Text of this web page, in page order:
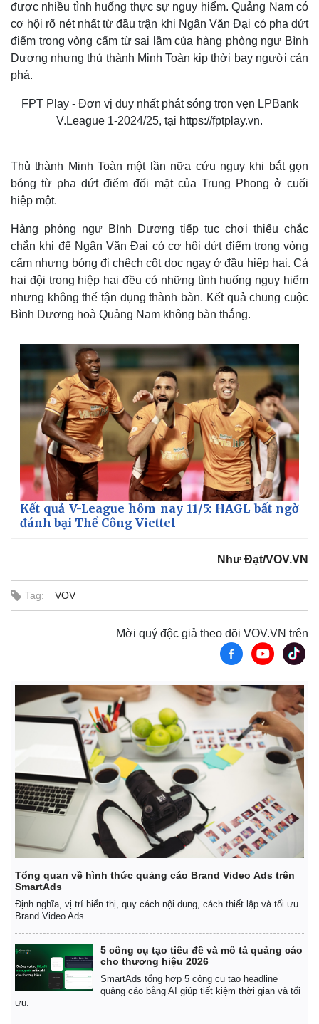
Thị trường
Chứng khoán
Giá cà phê
được nhiều tình huống thực sự nguy hiểm. Quảng Nam có
cơ hội rõ nét nhất từ đầu trận khi Ngân Văn Đại có pha dứt
điểm trong vòng cấm từ sai lầm của hàng phòng ngự Bình
Dương nhưng thủ thành Minh Toàn kịp thời bay người cản
phá.
d
a
w
n
d
.
The media could not be loaded, either because the server
FPT Play - Đơn vị duy nhất phát sóng trọn vẹn LPBank
V.League 1-2024/25, tại https://fptplay.vn.
Thủ thành Minh Toàn một lần nữa cứu nguy khi bắt gọn
bóng từ pha dứt điểm đối mặt của Trung Phong ở cuối
hiệp một.
Hàng phòng ngự Bình Dương tiếp tục chơi thiếu chắc
chắn khi để Ngân Văn Đại có cơ hội dứt điểm trong vòng
cấm nhưng bóng đi chệch cột dọc ngay ở đầu hiệp hai. Cả
hai đội trong hiệp hai đều có những tình huống nguy hiểm
nhưng không thể tận dụng thành bàn. Kết quả chung cuộc
Bình Dương hoà Quảng Nam không bàn thắng.
Kết quả V-League hôm nay 11/5: HAGL bất ngờ
đánh bại Thể Công Viettel
Như Đạt/VOV.VN
Tag: VOV
Mời quý độc giả theo dõi VOV.VN trên
Tổng quan về hình thức quảng cáo Brand Video Ads trên
SmartAds
Định nghĩa, vị trí hiển thị, quy cách nội dung, cách thiết lập và tối ưu
Brand Video Ads.
5 công cụ tạo tiêu đề và mô tả quảng cáo
cho thương hiệu 2026
SmartAds tổng hợp 5 công cụ tạo headline
quảng cáo bằng AI giúp tiết kiệm thời gian và tối
ưu.